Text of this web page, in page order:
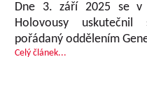
Dne 3. září 2025 se v
Holovousy uskutečnil
pořádaný oddělením
Celý článek...